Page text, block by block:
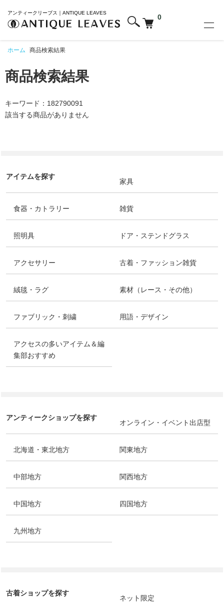
アンティークリーブス｜ANTIQUE LEAVES
0
ホーム 商品検索結果
商品検索結果
キーワード：182790091
該当する商品がありません
アイテムを探す
家具
食器・カトラリー 雑貨
照明具 ドア・ステンドグラス
アクセサリー 古着・ファッション雑貨
絨毯・ラグ 素材（レース・その他）
ファブリック・刺繍 用語・デザイン
アクセスの多いアイテム＆編
集部おすすめ
アンティークショップを探す
オンライン・イベント出店型
北海道・東北地方 関東地方
中部地方 関西地方
中国地方 四国地方
九州地方
古着ショップを探す
ネット限定